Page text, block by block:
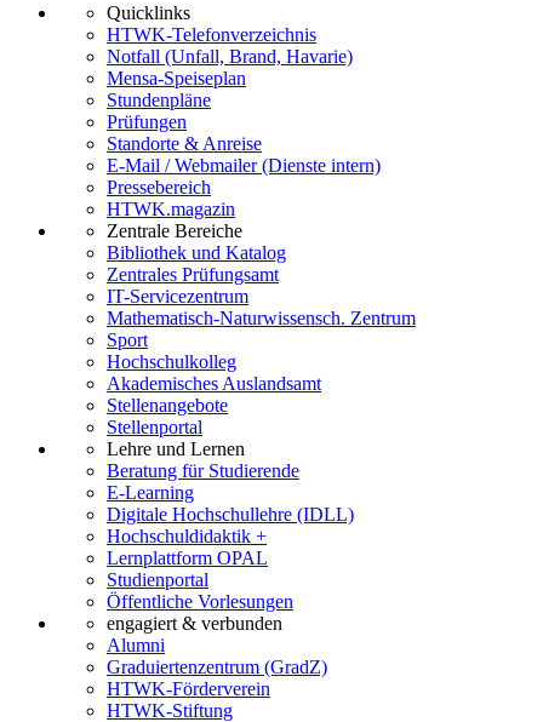
Quicklinks
HTWK-Telefonverzeichnis
Notfall (Unfall, Brand, Havarie)
Mensa-Speiseplan
Stundenpläne
Prüfungen
Standorte & Anreise
E-Mail / Webmailer (Dienste intern)
Pressebereich
HTWK.magazin
Zentrale Bereiche
Bibliothek und Katalog
Zentrales Prüfungsamt
IT-Servicezentrum
Mathematisch-Naturwissensch. Zentrum
Sport
Hochschulkolleg
Akademisches Auslandsamt
Stellenangebote
Stellenportal
Lehre und Lernen
Beratung für Studierende
E-Learning
Digitale Hochschullehre (IDLL)
Hochschuldidaktik +
Lernplattform OPAL
Studienportal
Öffentliche Vorlesungen
engagiert & verbunden
Alumni
Graduiertenzentrum (GradZ)
HTWK-Förderverein
HTWK-Stiftung